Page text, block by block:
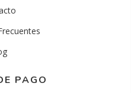
PAGO